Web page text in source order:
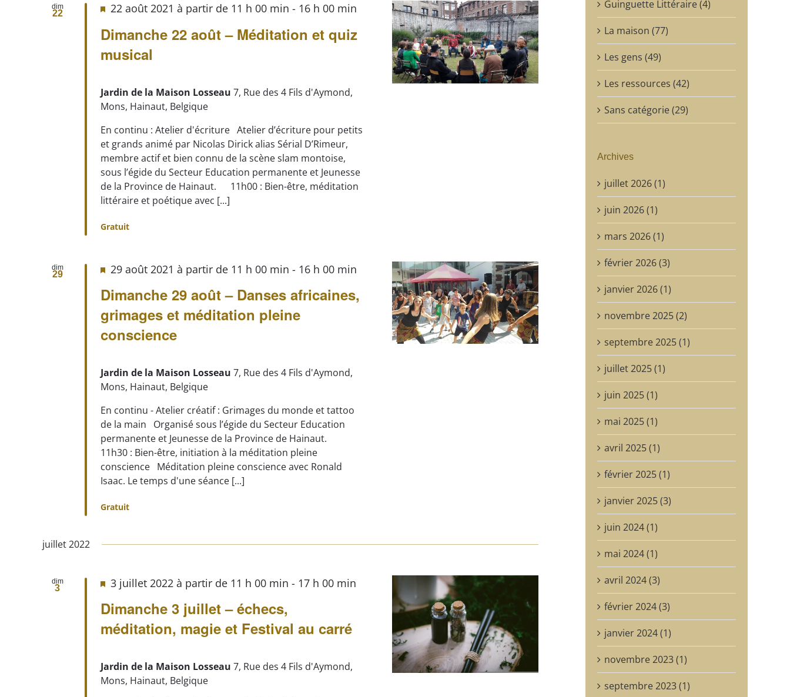
dim
22
Dimanche 22 août – Méditation et quiz
musical
22 août 2021 à partir de 11 h 00 min - 16 h 00 min
Jardin de la Maison Losseau7, Rue des 4 Fils d'Aymond,
Mons, Hainaut, Belgique
En continu : Atelier d'écriture Atelier d’écriture pour petits
et grands animé par Nicolas Dirick alias Sérial D’Rimeur,
membre actif et bien connu de la scène slam montoise,
sous l’égide du Secteur Education permanente et Jeunesse
de la Province de Hainaut. 11h00 : Bien-être, méditation
littéraire et poétique avec [...]
Gratuit
dim
29
Dimanche 29 août – Danses africaines,
grimages et méditation pleine
conscience
29 août 2021 à partir de 11 h 00 min - 16 h 00 min
Jardin de la Maison Losseau7, Rue des 4 Fils d'Aymond,
Mons, Hainaut, Belgique
En continu - Atelier créatif : Grimages du monde et tattoo
de la main Organisé sous l’égide du Secteur Education
permanente et Jeunesse de la Province de Hainaut.
11h30 : Bien-être, initiation à la méditation pleine
conscience Méditation pleine conscience avec Ronald
Isaac. Le temps d'une séance [...]
Gratuit
juillet 2022
dim
3
Dimanche 3 juillet – échecs,
méditation, magie et Festival au carré
3 juillet 2022 à partir de 11 h 00 min - 17 h 00 min
Jardin de la Maison Losseau7, Rue des 4 Fils d'Aymond,
Mons, Hainaut, Belgique
Guinguette Littéraire (4)
La maison (77)
Les gens (49)
Les ressources (42)
Sans catégorie (29)
Archives
juillet 2026 (1)
juin 2026 (1)
mars 2026 (1)
février 2026 (3)
janvier 2026 (1)
novembre 2025 (2)
septembre 2025 (1)
juillet 2025 (1)
juin 2025 (1)
mai 2025 (1)
avril 2025 (1)
février 2025 (1)
janvier 2025 (3)
juin 2024 (1)
mai 2024 (1)
avril 2024 (3)
février 2024 (3)
janvier 2024 (1)
novembre 2023 (1)
septembre 2023 (1)